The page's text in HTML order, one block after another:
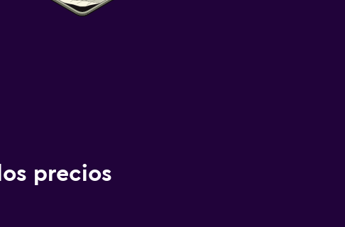
precios